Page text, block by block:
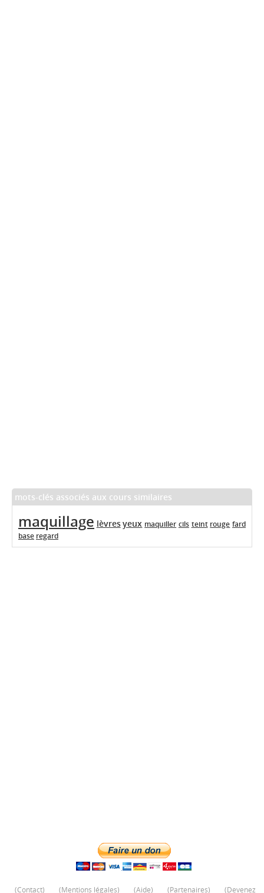
mots-clés associés aux cours similaires
maquillage lèvresyeux maquiller cils teint rouge fard
base regard
(Contact) (Mentions légales) (Aide) (Partenaires) (Devenez